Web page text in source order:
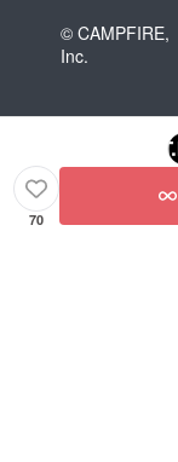
© CAMPFIRE,
Inc.
70